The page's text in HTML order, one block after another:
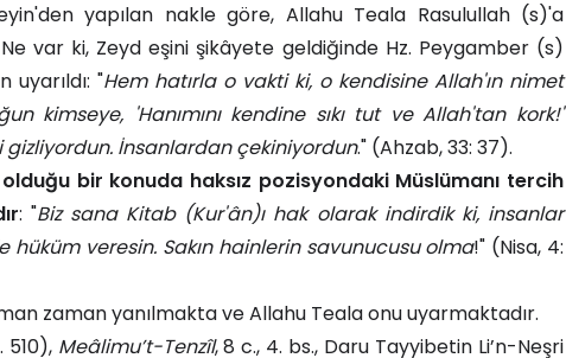
yapılan nakle göre, Allahu Teala Rasulullah (s)'a
var ki, Zeyd eşini şikâyete geldiğinde Hz. Peygamber (s)
uyarıldı: "Hem hatırla o vakti ki, o kendisine Allah'ın nimet
kimseye, 'Hanımını kendine sıkı tut ve Allah'tan kork!'
İnsanlardan çekiniyordun." (Ahzab, 33: 37).
bir konuda haksız pozisyondaki Müslümanı tercih
: "Biz sana Kitab (Kur'ân)ı hak olarak indirdik ki, insanlar
hüküm veresin. Sakın hainlerin savunucusu olma!" (Nisa, 4:
zaman yanılmakta ve Allahu Teala onu uyarmaktadır.
Meâlimu’t-Tenzîl, 8 c., 4. bs., Daru Tayyibetin Li’n-Neşri